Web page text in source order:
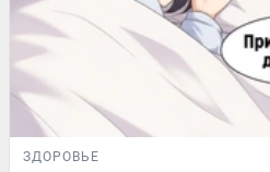
ЗДОРОВЬЕ